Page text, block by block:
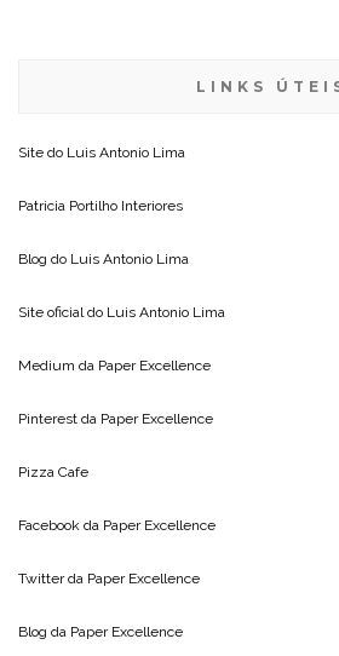
LINKS
Site do Luis Antonio Lima
Patricia Portilho Interiores
Blog do Luis Antonio Lima
Site oficial do Luis Antonio Lima
Medium da Paper Excellence
Pinterest da Paper Excellence
Pizza Cafe
Facebook da Paper Excellence
Twitter da Paper Excellence
Blog da Paper Excellence